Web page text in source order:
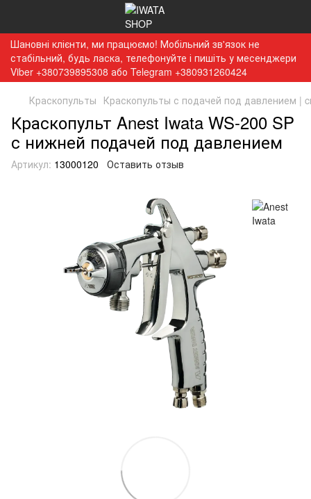
Шановні клієнти, ми працюємо! Мобільний зв'язок не
стабільний, будь ласка, телефонуйте і пишіть у месенджери
Viber +380739895308 або Telegram +380931260424
Краскопульты Краскопульты с подачей под давлением |
Краскопульт Anest Iwata WS-200 SP
с нижней подачей под давлением
Артикул: 13000120 Оставить отзыв